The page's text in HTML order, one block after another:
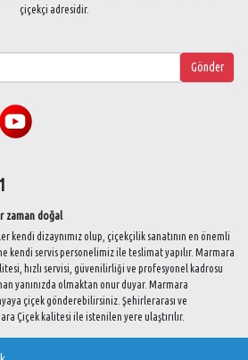
çiçekçi adresidir.
Gönder
zaman doğal
kendi dizaynımız olup, çiçekçilik sanatının en önemli
kendi servis personelimiz ile teslimat yapılır. Marmara
hızlı servisi, güvenilirliği ve profesyonel kadrosu
yanınızda olmaktan onur duyar. Marmara
çiçek gönderebilirsiniz. Şehirlerarası ve
Çiçek kalitesi ile istenilen yere ulaştırılır.